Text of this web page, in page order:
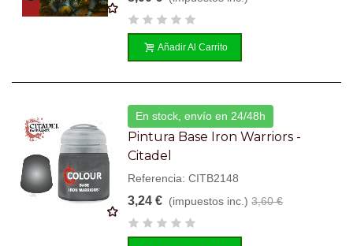
Añadir Al Carrito
En stock, envío en 24/48h
Pintura Base Iron Warriors -
Citadel
Referencia: CITB2148
3,24 € (impuestos inc.) 3,60 €